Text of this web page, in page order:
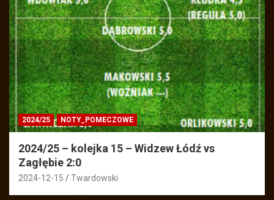
2024/25 NOTY_POMECZOWE
2024/25 – kolejka 15 – Widzew Łódź vs
Zagłębie 2:0
2024-12-15 Twardowski